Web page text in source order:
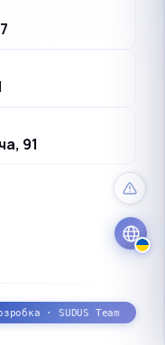
Čeština
91
· SUDUS Team